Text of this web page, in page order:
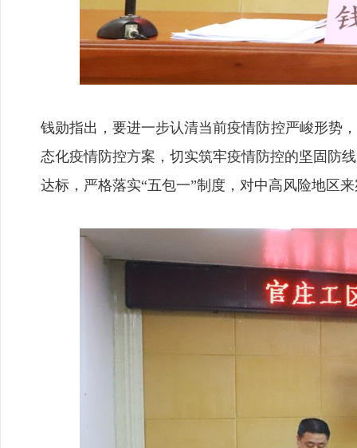
钱勋指出，要进一步认清当前疫情防控严峻形势
态化疫情防控方案，切实筑牢疫情防控的坚固防
达标，严格落实“五包一”制度，对中高风险地区